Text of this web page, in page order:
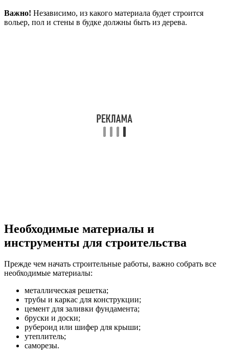
Важно! Независимо, из какого материала будет строится
вольер, пол и стены в будке должны быть из дерева.
Необходимые материалы и
инструменты для строительства
Прежде чем начать строительные работы, важно собрать все
необходимые материалы:
металлическая решетка;
трубы и каркас для конструкции;
цемент для заливки фундамента;
бруски и доски;
рубероид или шифер для крыши;
утеплитель;
саморезы.